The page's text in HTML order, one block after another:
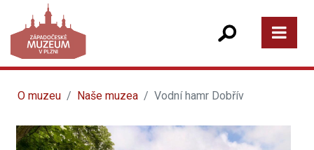
O muzeu Naše muzea Vodní hamr Dobřív